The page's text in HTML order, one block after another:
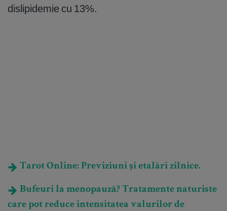
dislipidemie cu 13%.
Tarot Online: Previziuni și etalări zilnice.
Bufeuri la menopauză? Tratamente naturiste
care pot reduce intensitatea valurilor de